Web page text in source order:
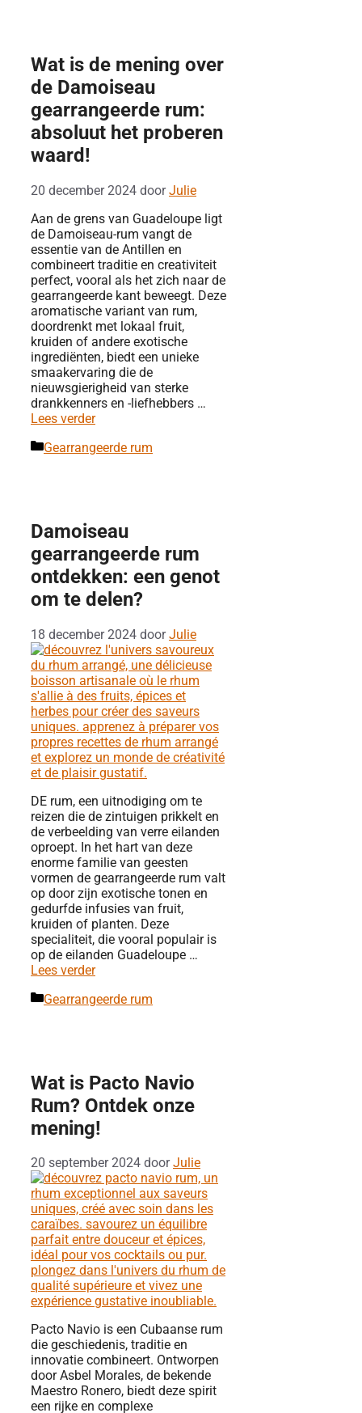
Wat is de mening over
de Damoiseau
gearrangeerde rum:
absoluut het proberen
waard!
20 december 2024 doorJulie
Aan de grens van Guadeloupe ligt
de Damoiseau-rum vangt de
essentie van de Antillen en
combineert traditie en creativiteit
perfect, vooral als het zich naar de
gearrangeerde kant beweegt. Deze
aromatische variant van rum,
doordrenkt met lokaal fruit,
kruiden of andere exotische
ingrediënten, biedt een unieke
smaakervaring die de
nieuwsgierigheid van sterke
drankkenners en -liefhebbers …
Lees verder
Categorieën
Gearrangeerde rum
Damoiseau
gearrangeerde rum
ontdekken: een genot
om te delen?
18 december 2024 doorJulie
DE rum, een uitnodiging om te
reizen die de zintuigen prikkelt en
de verbeelding van verre eilanden
oproept. In het hart van deze
enorme familie van geesten
vormen de gearrangeerde rum valt
op door zijn exotische tonen en
gedurfde infusies van fruit,
kruiden of planten. Deze
specialiteit, die vooral populair is
op de eilanden Guadeloupe …
Lees verder
Categorieën
Gearrangeerde rum
Wat is Pacto Navio
Rum? Ontdek onze
mening!
20 september 2024 doorJulie
Pacto Navio is een Cubaanse rum
die geschiedenis, traditie en
innovatie combineert. Ontworpen
door Asbel Morales, de bekende
Maestro Ronero, biedt deze spirit
een rijke en complexe